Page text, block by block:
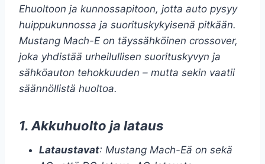
Ehuoltoon ja kunnossapitoon, jotta auto pysyy
huippukunnossa ja suorituskykyisenä pitkään.
Mustang Mach-E on täyssähköinen crossover,
joka yhdistää urheilullisen suorituskyvyn ja
sähköauton tehokkuuden – mutta sekin vaatii
säännöllistä huoltoa.
1. Akkuhuolto ja lataus
Lataustavat: Mustang Mach-Eä on sekä